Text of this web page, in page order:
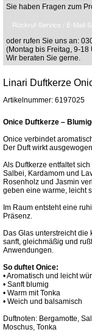
Sie haben Fragen zum
Rückruf-Service / E-Mail-
oder rufen Sie uns an:
(Montag bis Freitag, 9-18
Wir beraten Sie gerne.
Linari Duftkerze
Artikelnummer: 6197025
Onice Duftkerze –
Onice verbindet
Der Duft wirkt
Als Duftkerze entfaltet
Salbei, Kardamom und
Rosenholz und Jasmin
geben eine warme, leicht
Im Raum entsteht eine
Präsenz.
Das Glas unterstreicht
sanft, gleichmäßig und
Anwendungen.
So duftet Onice:
• Aromatisch und leicht
• Sanft blumig
• Warm mit Tonka
• Weich und balsamisch
Duftnoten: Bergamotte,
Moschus, Tonka